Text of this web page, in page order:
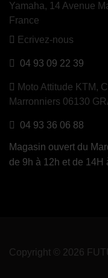
Yamaha, 14 Avenue
France
Ecrivez-nous
04 93 09 22 39
Moto Attitude KTM,
Marronniers 06130
04 93 36 06 88
Magasin ouvert du
de 9h à 12h et de 14H
Copyright © 2026